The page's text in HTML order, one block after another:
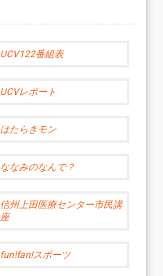
UCV122番組表
UCVレポート
はたらきモン
ななみのなんで？
信州上田医療センター市民講
座
fun!fan!スポーツ